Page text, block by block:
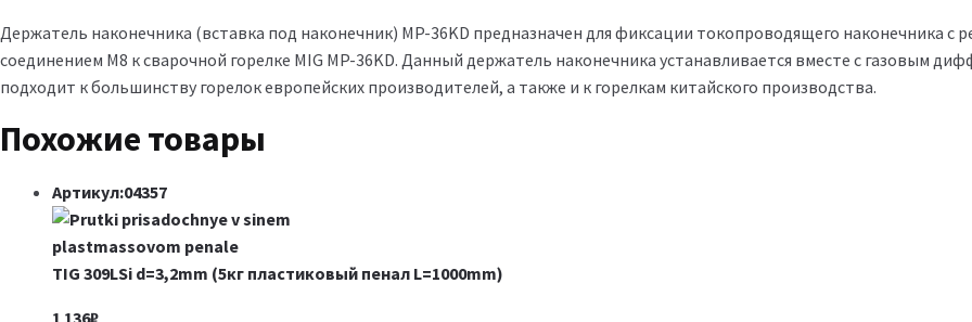
Держатель наконечника (вставка под наконечник) MP-36KD предназначен для фиксации токопроводящего наконечника с
соединением М8 к сварочной горелке MIG MP-36KD. Данный держатель наконечника устанавливается вместе с газовым
подходит к большинству горелок европейских производителей, а также и к горелкам китайского производства.
Похожие товары
Артикул:04357
TIG 309LSi d=3,2mm (5кг пластиковый пенал L=1000mm)
1 136₽